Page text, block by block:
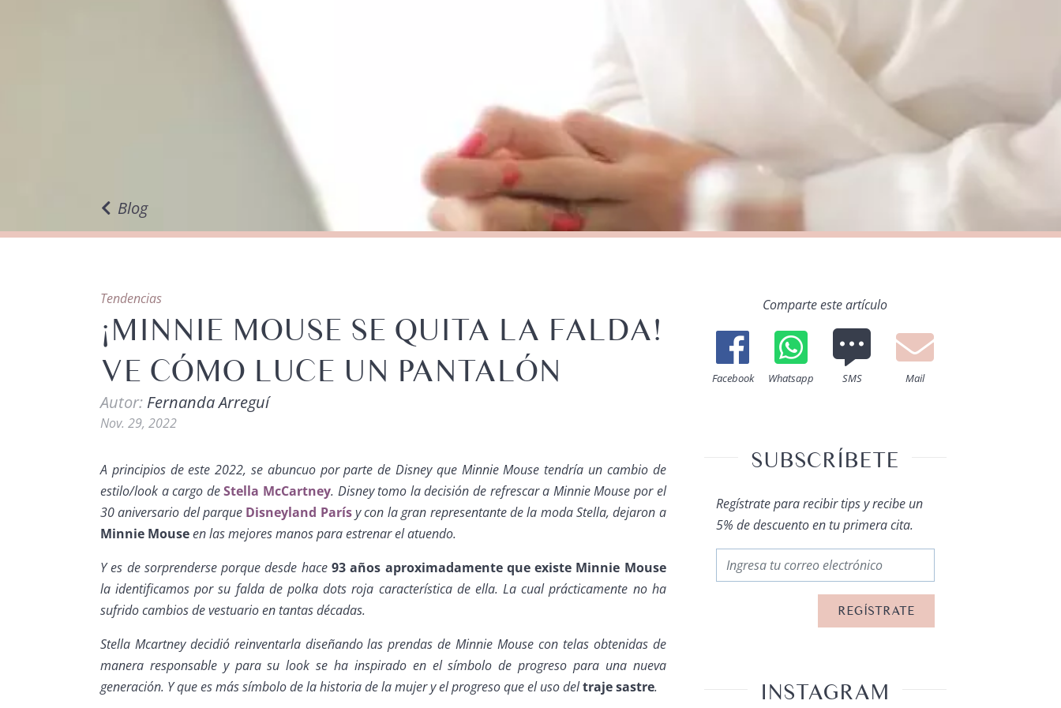
Blog
Tendencias
¡MINNIE MOUSE SE QUITA LA FALDA!
VE CÓMO LUCE UN PANTALÓN
Autor: Fernanda Arreguí
Nov. 29, 2022
A principios de este 2022, se abuncuo por parte de Disney que Minnie Mouse tendría un cambio de
estilo/look a cargo deStella McCartney. Disney tomo la decisión de refrescar a Minnie Mouse por el
30 aniversario del parque Disneyland Parísy con la gran representante de la moda Stella, dejaron a
Minnie Mouseen las mejores manos para estrenar el atuendo.
Y es de sorprenderse porque desde hace 93 años aproximadamente que existe Minnie Mouse
la identificamos por su falda de polka dots roja característica de ella. La cual prácticamente no ha
sufrido cambios de vestuario en tantas décadas.
Stella Mcartney decidió reinventarla diseñando las prendas de Minnie Mouse con telas obtenidas de
manera responsable y para su look se ha inspirado en el símbolo de progreso para una nueva
generación. Y que es más símbolo de la historia de la mujer y el progreso que el uso deltraje sastre.
Comparte este artículo
Facebook Whatsapp SMS Mail
SUBSCRÍBETE
Regístrate para recibir tips y recibe un
5% de descuento en tu primera cita.
INSTAGRAM